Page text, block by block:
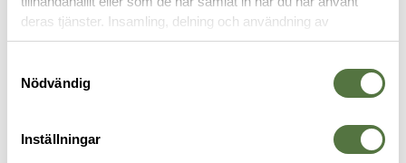
deras tjänster. Insamling, delning och användning av
personuppgifter kan användas för personalisering av
Nödvändig
Inställningar
SKYDDSHANDSKAR